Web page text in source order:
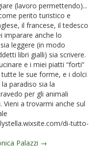
(lavoro permettendo)...
perito turistico e
il francese, il tedesco
imparare anche lo
leggere (in modo
libri gialli) sia scrivere.
e i miei piatti “forti”
le sue forme, e i dolci
paradiso sia la
per gli animali
Vieni a trovarmi anche sul
di-tutto-
Palazzi →